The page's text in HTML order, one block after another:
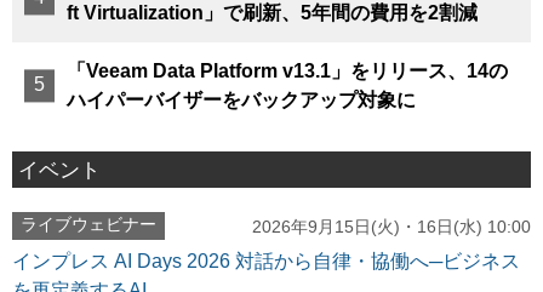
ft Virtualization」で刷新、5年間の費用を2割減
「Veeam Data Platform v13.1」をリリース、14の
ハイパーバイザーをバックアップ対象に
イベント
ライブウェビナー 2026年9月15日(火)・16日(水) 10:00
インプレス AI Days 2026 対話から自律・協働へ─ビジネス